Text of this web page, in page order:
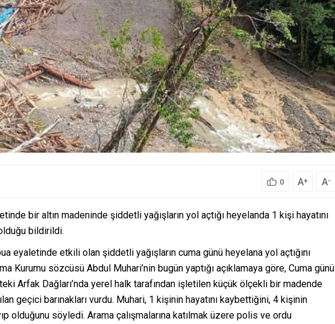
0 A+ A-
bir altın madeninde şiddetli yağışların yol açtığı heyelanda 1 kişi hayatını
bildirildi.
eyaletinde etkili olan şiddetli yağışların cuma günü heyelana yol açtığını
Kurumu sözcüsü Abdul Muhari’nin bugün yaptığı açıklamaya göre, Cuma günü
Arfak Dağları’nda yerel halk tarafından işletilen küçük ölçekli bir madende
geçici barınakları vurdu. Muhari, 1 kişinin hayatını kaybettiğini, 4 kişinin
olduğunu söyledi. Arama çalışmalarına katılmak üzere polis ve ordu